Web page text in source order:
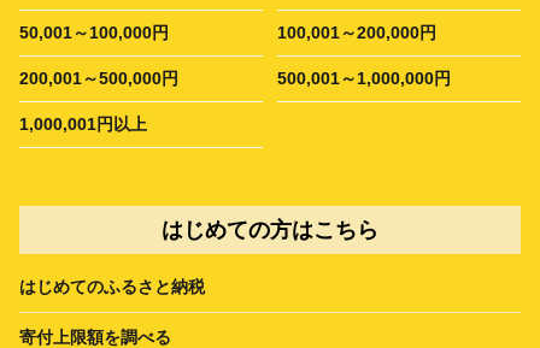
50,001～100,000円 100,001～200,000円
200,001～500,000円 500,001～1,000,000円
1,000,001円以上
はじめての方はこちら
はじめてのふるさと納税
寄付上限額を調べる